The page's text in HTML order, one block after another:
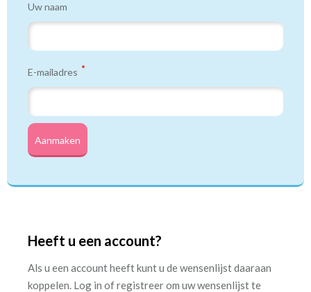
Uw naam
E-mailadres
Aanmaken
Heeft u een account?
Als u een account heeft kunt u de wensenlijst daaraan
koppelen. Log in of registreer om uw wensenlijst te